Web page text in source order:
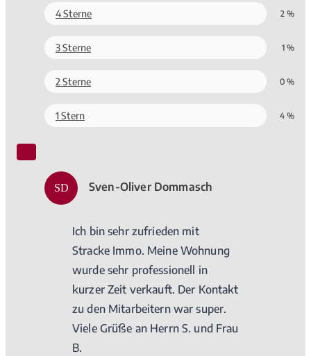
4 Sterne 2 %
3 Sterne 1 %
2 Sterne 0 %
1 Stern 4 %
SD Sven-Oliver Dommasch
Ich bin sehr zufrieden mit
Stracke Immo. Meine Wohnung
wurde sehr professionell in
kurzer Zeit verkauft. Der Kontakt
zu den Mitarbeitern war super.
Viele Grüße an Herrn S. und Frau
B.